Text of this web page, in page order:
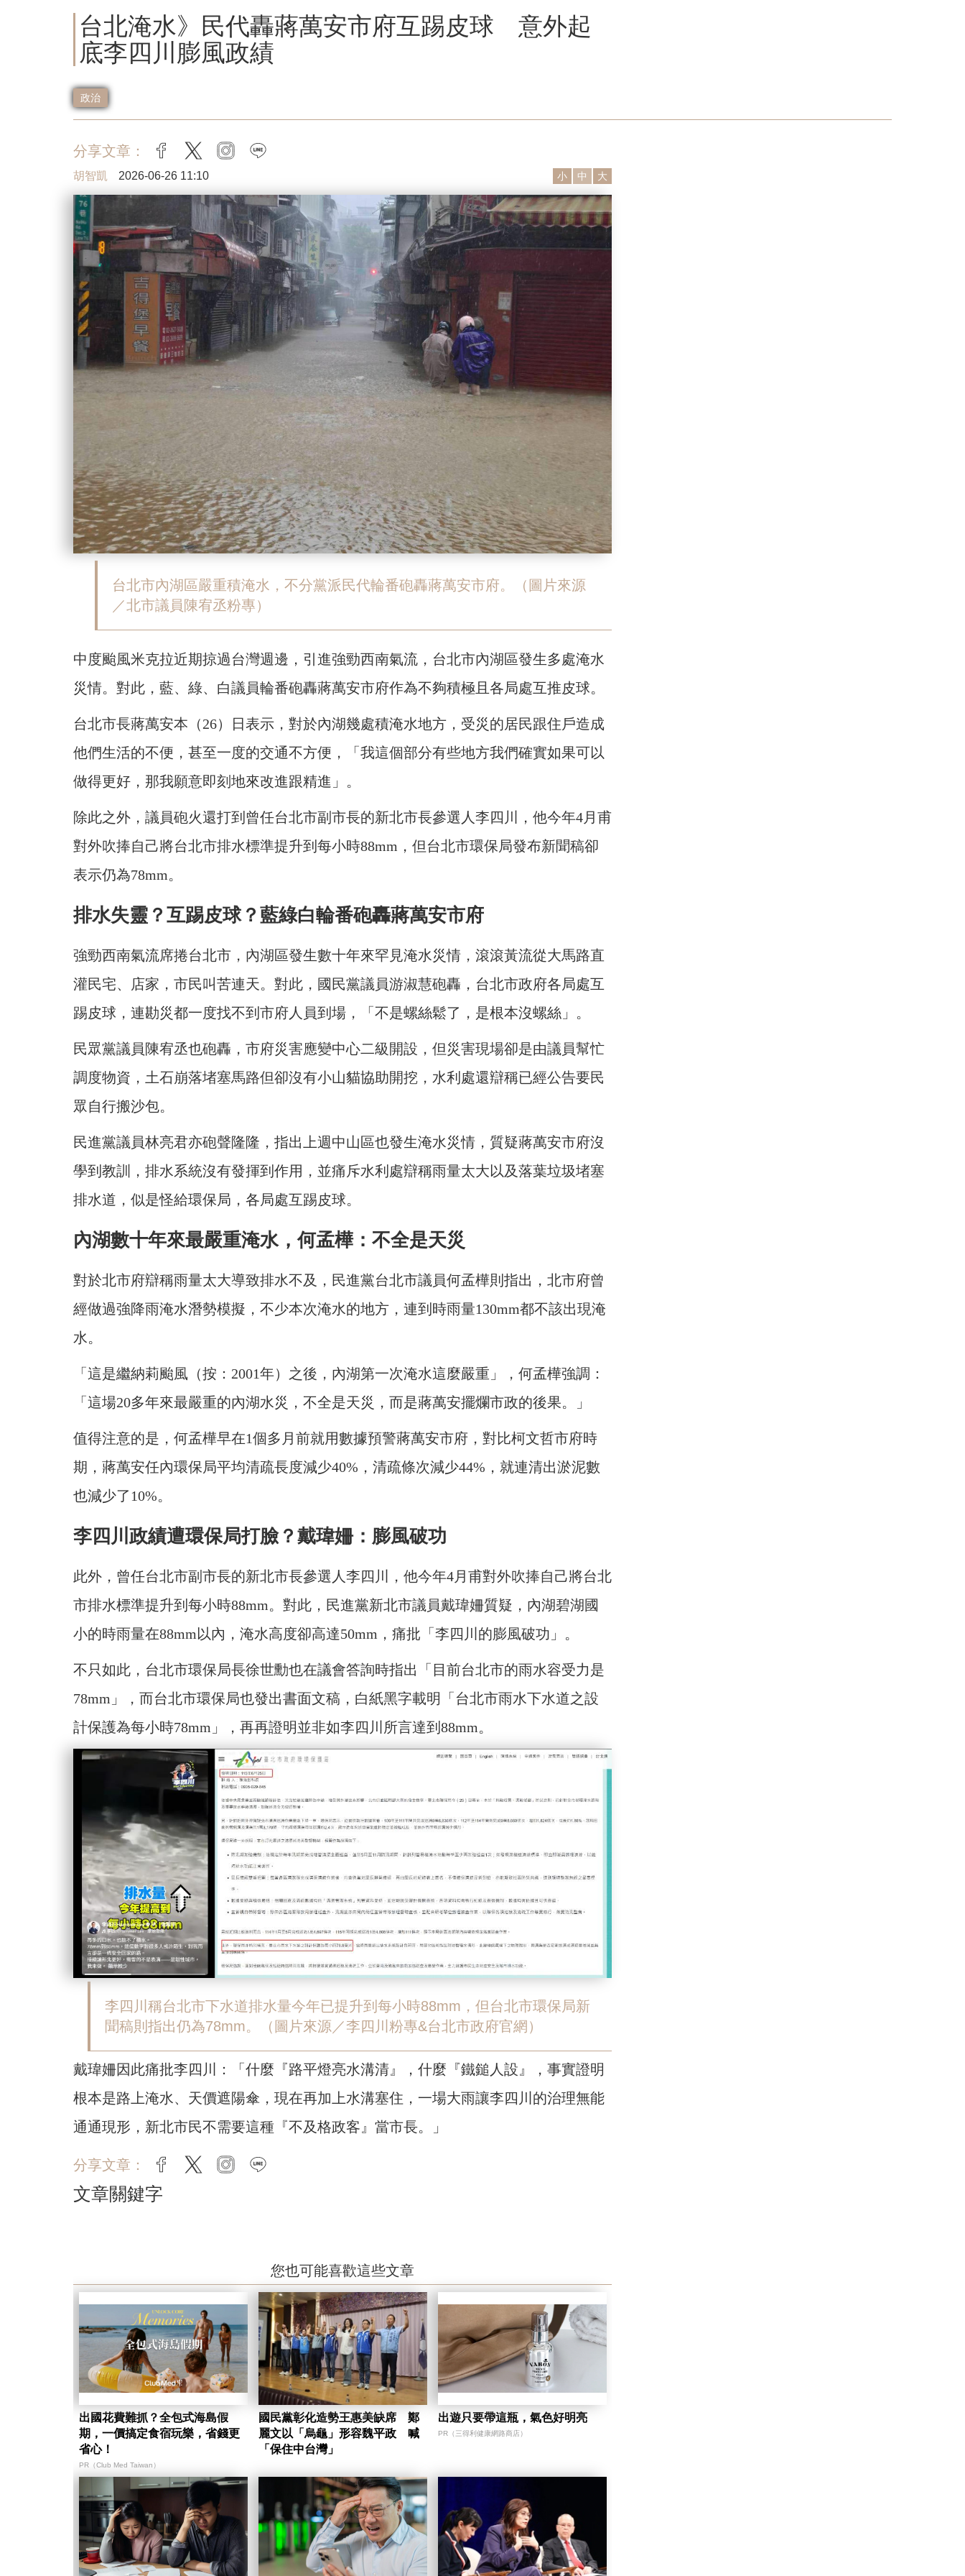
台北淹水》民代轟蔣萬安市府互踢皮球 意外起
底李四川膨風政績
政治
分享文章： facebook
twitter instagram
胡智凱 2026-06-26 11:10 小 中 大
台北市內湖區嚴重積淹水，不分黨派民代輪番砲轟蔣萬安市府。（圖片來源
／北市議員陳宥丞粉專）
中度颱風米克拉近期掠過台灣週邊，引進強勁西南氣流，台北市內湖區發生多處淹水
災情。對此，藍、綠、白議員輪番砲轟蔣萬安市府作為不夠積極且各局處互推皮球。
台北市長蔣萬安本（26）日表示，對於內湖幾處積淹水地方，受災的居民跟住戶造成
他們生活的不便，甚至一度的交通不方便，「我這個部分有些地方我們確實如果可以
做得更好，那我願意即刻地來改進跟精進」。
除此之外，議員砲火還打到曾任台北市副市長的新北市長參選人李四川，他今年4月甫
對外吹捧自己將台北市排水標準提升到每小時88mm，但台北市環保局發布新聞稿卻
表示仍為78mm。
排水失靈？互踢皮球？藍綠白輪番砲轟蔣萬安市府
強勁西南氣流席捲台北市，內湖區發生數十年來罕見淹水災情，滾滾黃流從大馬路直
灌民宅、店家，市民叫苦連天。對此，國民黨議員游淑慧砲轟，台北市政府各局處互
踢皮球，連勘災都一度找不到市府人員到場，「不是螺絲鬆了，是根本沒螺絲」。
民眾黨議員陳宥丞也砲轟，市府災害應變中心二級開設，但災害現場卻是由議員幫忙
調度物資，土石崩落堵塞馬路但卻沒有小山貓協助開挖，水利處還辯稱已經公告要民
眾自行搬沙包。
民進黨議員林亮君亦砲聲隆隆，指出上週中山區也發生淹水災情，質疑蔣萬安市府沒
學到教訓，排水系統沒有發揮到作用，並痛斥水利處辯稱雨量太大以及落葉垃圾堵塞
排水道，似是怪給環保局，各局處互踢皮球。
內湖數十年來最嚴重淹水，何孟樺：不全是天災
對於北市府辯稱雨量太大導致排水不及，民進黨台北市議員何孟樺則指出，北市府曾
經做過強降雨淹水潛勢模擬，不少本次淹水的地方，連到時雨量130mm都不該出現淹
水。
「這是繼納莉颱風（按：2001年）之後，內湖第一次淹水這麼嚴重」，何孟樺強調：
「這場20多年來最嚴重的內湖水災，不全是天災，而是蔣萬安擺爛市政的後果。」
值得注意的是，何孟樺早在1個多月前就用數據預警蔣萬安市府，對比柯文哲市府時
期，蔣萬安任內環保局平均清疏長度減少40%，清疏條次減少44%，就連清出淤泥數
也減少了10%。
李四川政績遭環保局打臉？戴瑋姍：膨風破功
此外，曾任台北市副市長的新北市長參選人李四川，他今年4月甫對外吹捧自己將台北
市排水標準提升到每小時88mm。對此，民進黨新北市議員戴瑋姍質疑，內湖碧湖國
小的時雨量在88mm以內，淹水高度卻高達50mm，痛批「李四川的膨風破功」。
不只如此，台北市環保局長徐世勳也在議會答詢時指出「目前台北市的雨水容受力是
78mm」，而台北市環保局也發出書面文稿，白紙黑字載明「台北市雨水下水道之設
計保護為每小時78mm」，再再證明並非如李四川所言達到88mm。
李四川稱台北市下水道排水量今年已提升到每小時88mm，但台北市環保局新
聞稿則指出仍為78mm。（圖片來源／李四川粉專&台北市政府官網）
戴瑋姍因此痛批李四川：「什麼『路平燈亮水溝清』，什麼『鐵鎚人設』，事實證明
根本是路上淹水、天價遮陽傘，現在再加上水溝塞住，一場大雨讓李四川的治理無能
通通現形，新北市民不需要這種『不及格政客』當市長。」
分享文章： facebook
twitter instagram
文章關鍵字
您也可能喜歡這些文章
出國花費難抓？全包式海島假
期，一價搞定食宿玩樂，省錢更
省心！
PR（Club Med Taiwan）
國民黨彰化造勢王惠美缺席 鄭
麗文以「烏龜」形容魏平政 喊
「保住中台灣」
出遊只要帶這瓶，氣色好明亮
PR（三得利健康網路商店）